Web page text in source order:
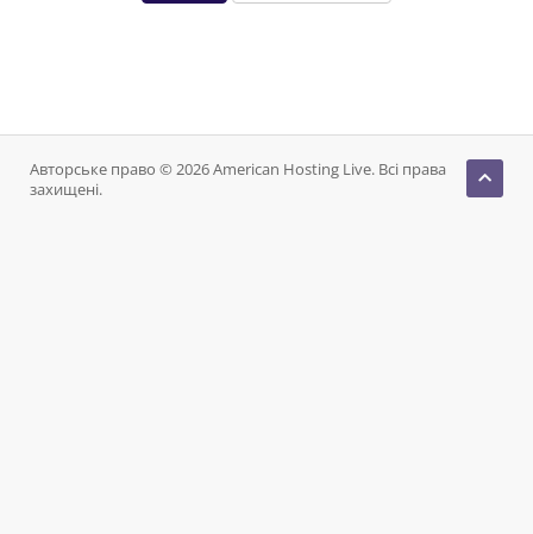
Авторське право © 2026 American Hosting Live. Всі права
захищені.